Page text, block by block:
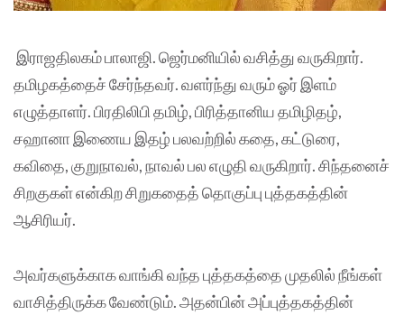
இராஜதிலகம் பாலாஜி. ஜெர்மனியில் வசித்து வருகிறார்.
தமிழகத்தைச் சேர்ந்தவர். வளர்ந்து வரும் ஓர் இளம்
எழுத்தாளர். பிரதிலிபி தமிழ், பிரித்தானிய தமிழிதழ்,
சஹானா இணைய இதழ் பலவற்றில் கதை, கட்டுரை,
கவிதை, குறுநாவல், நாவல் பல எழுதி வருகிறார். சிந்தனைச்
சிறகுகள் என்கிற சிறுகதைத் தொகுப்பு புத்தகத்தின்
ஆசிரியர்.
அவர்களுக்காக வாங்கி வந்த புத்தகத்தை முதலில் நீங்கள்
வாசித்திருக்க வேண்டும். அதன்பின் அப்புத்தகத்தின்